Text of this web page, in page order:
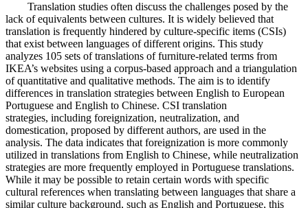
Translation studies often discuss the challenges posed by the
lack of equivalents between cultures. It is widely believed that
translation is frequently hindered by culture-specific items (CSIs)
that exist between languages of different origins. This study
analyzes 105 sets of translations of furniture-related terms from
IKEA’s websites using a corpus-based approach and a triangulation
of quantitative and qualitative methods. The aim is to identify
differences in translation strategies between English to European
Portuguese and English to Chinese. CSI translation
strategies, including foreignization, neutralization, and
domestication, proposed by different authors, are used in the
analysis. The data indicates that foreignization is more commonly
utilized in translations from English to Chinese, while neutralization
strategies are more frequently employed in Portuguese translations.
While it may be possible to retain certain words with specific
cultural references when translating between languages that share a
similar culture background, such as English and Portuguese, this